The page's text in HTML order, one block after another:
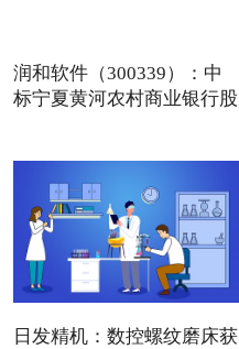
润和软件（300339）：中
标宁夏黄河农村商业银行股
日发精机：数控螺纹磨床获